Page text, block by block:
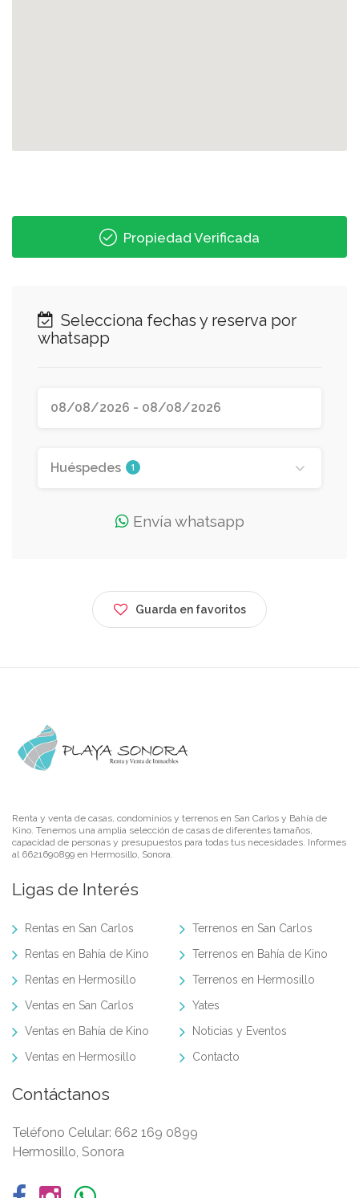
Propiedad Verificada
Selecciona fechas y reserva por
whatsapp
Huéspedes 1
Envía whatsapp
Guarda en favoritos
Renta y venta de casas, condominios y terrenos en San Carlos y Bahía de
Kino. Tenemos una amplia selección de casas de diferentes tamaños,
capacidad de personas y presupuestos para todas tus necesidades. Informes
al 6621690899 en Hermosillo, Sonora.
Ligas de Interés
Rentas en San Carlos
Rentas en Bahía de Kino
Rentas en Hermosillo
Ventas en San Carlos
Ventas en Bahía de Kino
Ventas en Hermosillo
Terrenos en San Carlos
Terrenos en Bahía de Kino
Terrenos en Hermosillo
Yates
Noticias y Eventos
Contacto
Contáctanos
Teléfono Celular: 662 169 0899
Hermosillo, Sonora